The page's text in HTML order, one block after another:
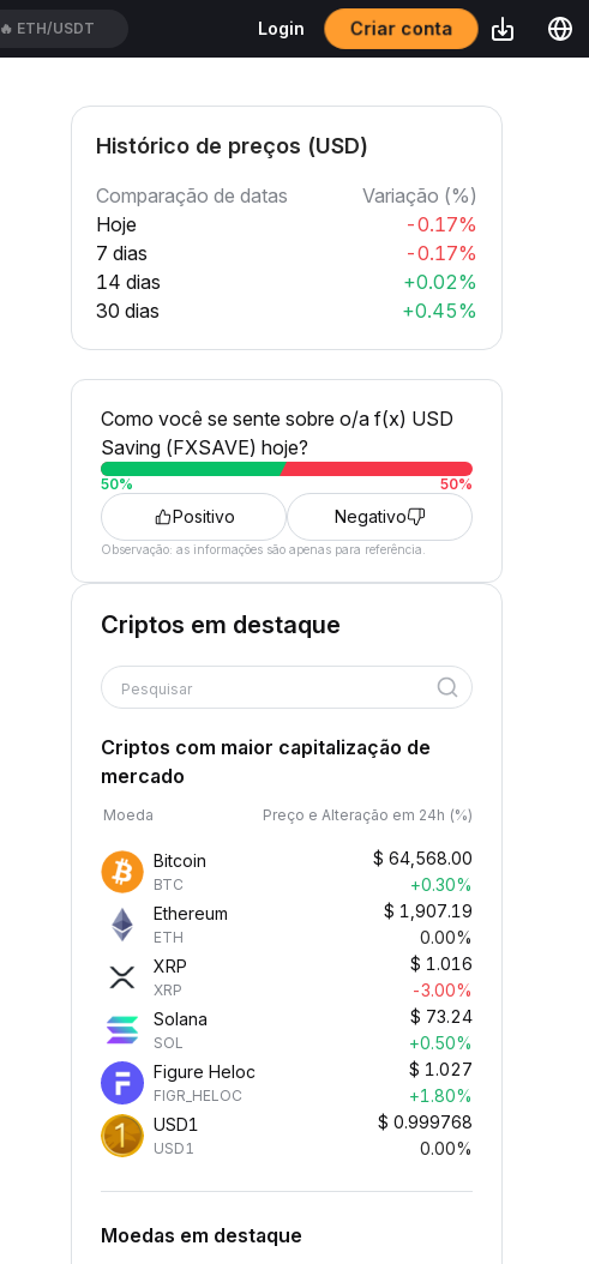
🔥 ETH/USDT Login Criar conta
Histórico de preços (USD)
Comparação de datas
Variação (%)
Hoje
-0.17%
7 dias
-0.17%
14 dias
+0.02%
30 dias
+0.45%
Como você se sente sobre o/a f(x) USD
Saving (FXSAVE) hoje?
50% 50%
Positivo Negativo
Observação: as informações são apenas para referência.
Criptos em destaque
Pesquisar
Criptos com maior capitalização de
mercado
Moeda Preço e Alteração em 24h (%)
Bitcoin
BTC
$ 64,568.00
+0.30%
Ethereum
ETH
$ 1,907.19
0.00%
XRP
XRP
$ 1.016
-3.00%
Solana
SOL
$ 73.24
+0.50%
Figure Heloc
FIGR_HELOC
$ 1.027
+1.80%
USD1
USD1
$ 0.999768
0.00%
Moedas em destaque